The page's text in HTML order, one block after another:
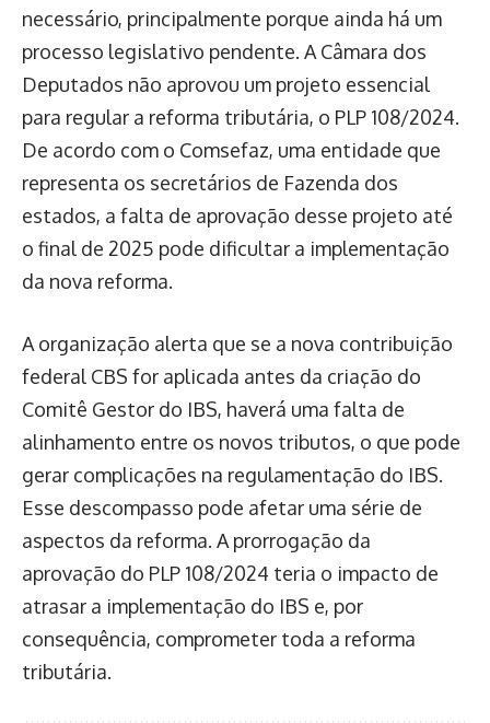
necessário, principalmente porque ainda há um
processo legislativo pendente. A Câmara dos
Deputados não aprovou um projeto essencial
para regular a reforma tributária, o PLP 108/2024.
De acordo com o Comsefaz, uma entidade que
representa os secretários de Fazenda dos
estados, a falta de aprovação desse projeto até
o final de 2025 pode dificultar a implementação
da nova reforma.
A organização alerta que se a nova contribuição
federal CBS for aplicada antes da criação do
Comitê Gestor do IBS, haverá uma falta de
alinhamento entre os novos tributos, o que pode
gerar complicações na regulamentação do IBS.
Esse descompasso pode afetar uma série de
aspectos da reforma. A prorrogação da
aprovação do PLP 108/2024 teria o impacto de
atrasar a implementação do IBS e, por
consequência, comprometer toda a reforma
tributária.